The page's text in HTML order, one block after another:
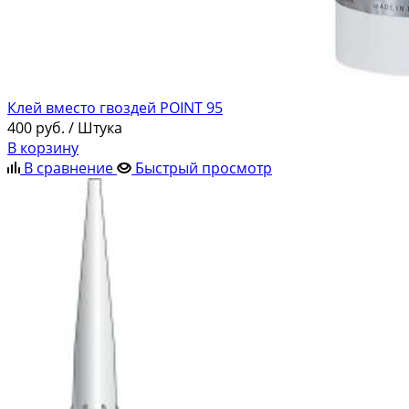
Клей вместо гвоздей POINT 95
400 руб. / Штука
В корзину
В сравнение
Быстрый просмотр